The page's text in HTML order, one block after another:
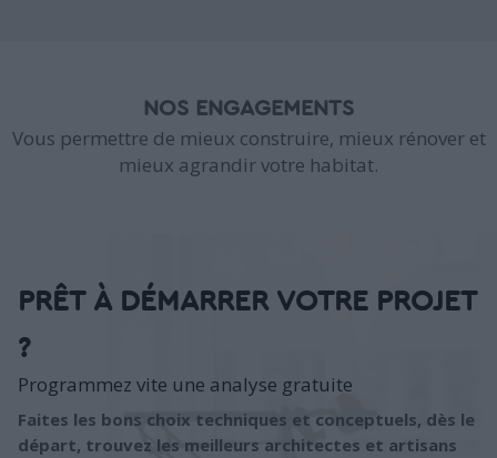
NOS ENGAGEMENTS
Vous permettre de mieux construire, mieux rénover et
mieux agrandir votre habitat.
PRÊT À DÉMARRER VOTRE PROJET
?
Programmez vite une analyse gratuite
Faites les bons choix techniques et conceptuels, dès le
départ, trouvez les meilleurs architectes et artisans